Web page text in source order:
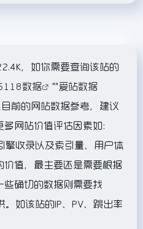
，如你需要查询该站的
数据 ""爱站数据
前的网站数据参考，建议
网站价值评估因素如：
擎收录以及索引量、用户体
价值，最主要还是需要根据
些确切的数据则需要找
。如该站的IP、PV、跳出率